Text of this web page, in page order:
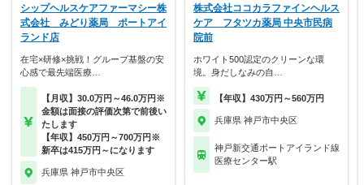
シップヘルスケアファーマシー株
式会社 みどり薬局 ポートアイ
ランド店
在宅×研修×挑戦！グループ基盤の安
心感で最先端医療…
【月収】30.0万円～46.0万円※
金額は面接の評価次第で前後い
たします
【年収】450万円～700万円※
新卒は415万円～になります
兵庫県 神戸市中央区
株式会社ココカラファインヘルス
ケア フタツカ薬局 中央市民病
院前
ホワイト500認定のクリーンな環
境。身だしなみの自…
【年収】430万円～560万円
兵庫県 神戸市中央区
神戸新交通ポートアイランド線
医療センター駅